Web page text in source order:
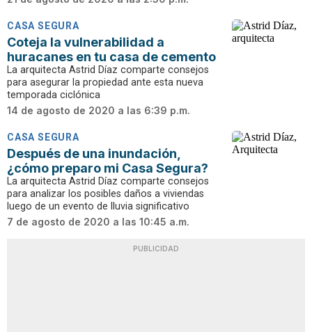
CASA SEGURA
Coteja la vulnerabilidad a
huracanes en tu casa de cemento
La arquitecta Astrid Díaz comparte consejos
para asegurar la propiedad ante esta nueva
temporada ciclónica
14 de agosto de 2020 a las 6:39 p.m.
CASA SEGURA
Después de una inundación,
¿cómo preparo mi Casa Segura?
La arquitecta Astrid Díaz comparte consejos
para analizar los posibles daños a viviendas
luego de un evento de lluvia significativo
7 de agosto de 2020 a las 10:45 a.m.
PUBLICIDAD